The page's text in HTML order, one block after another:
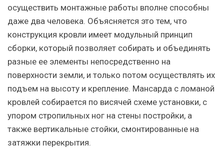
осуществить монтажные работы вполне способны
даже два человека. Объясняется это тем, что
конструкция кровли имеет модульный принцип
сборки, который позволяет собирать и объединять
разные ее элементы непосредственно на
поверхности земли, и только потом осуществлять их
подъем на высоту и крепление. Мансарда с ломаной
кровлей собирается по висячей схеме установки, с
упором стропильных ног на стены постройки, а
также вертикальные стойки, смонтированные на
затяжки перекрытия.